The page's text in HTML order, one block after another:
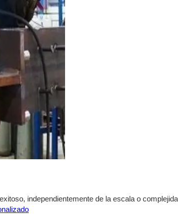
independientemente de la escala o